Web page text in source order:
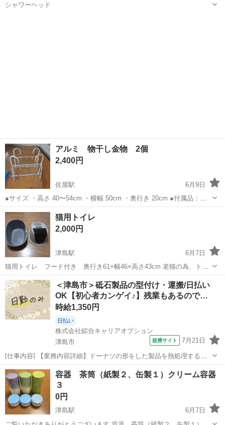
シャワーヘッド
アルミ 物干し金物 2個
2,400円
佐屋駅
6月9日
●サイズ ・高さ 40〜54cm ・横幅 50cm ・奥行き 20cm ●付属品：本
体のみ ●状態：中古品 ●その他、注意事項：汚れキズありのため気に
しない人用です。
愛知 津島市 佐屋駅
猫用トイレ
2,000円
津島駅
6月7日
猫用トイレ フード付き 奥行き61×幅46×高さ43cm 老猫の為、トイ
レを2階に追加で置きたく買いましたが、我が家のお猫様は前のトイレ
がいいのか分かりませんが、わざわざ1階に降りて古いトイレを使っ
て、新しいトイレは使ってく...
愛知 津島市 津島駅 生活雑貨
＜津島市＞砥石製品の型付け・運搬/日払い
OK【初心者カンゲイ♪】残業もあるので…
時給1,350円
日払い
株式会社綜合キャリアオプション
津島市
提携サイト 7月21日
[仕事内容] 【業務内容詳細】ドーナツの形をした製品を熱処理する前
に、 型崩れしないように製品の周りに型をくっつけて行く作業と運搬
です。 【取扱製品情報】電子、 半導体製造に使われる砥石です。 。
＋お仕事探しはコンシェルス...
愛知 津島市 仕分け
容器 茶筒（紙製２、缶製１）クリーム容器
３
0円
津島駅
6月7日